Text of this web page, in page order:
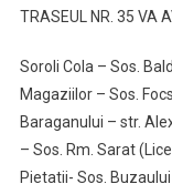
TRASEUL NR. 35 VA
Soroli Cola – Sos.
Magaziilor – Sos.
Baraganului – str.
– Sos. Rm. Sarat
Pietatii- Sos.